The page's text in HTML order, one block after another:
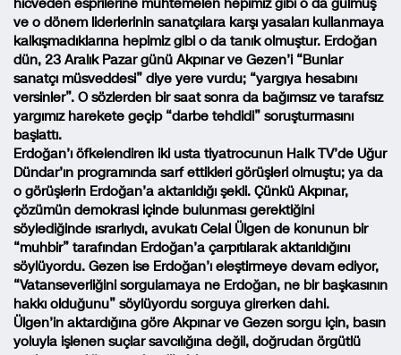
hicveden esprilerine muhtemelen hepimiz gibi o da gülmüş
ve o dönem liderlerinin sanatçılara karşı yasaları kullanmaya
kalkışmadıklarına hepimiz gibi o da tanık olmuştur. Erdoğan
dün, 23 Aralık Pazar günü Akpınar ve Gezen’i “Bunlar
sanatçı müsveddesi” diye yere vurdu; “yargıya hesabını
versinler”. O sözlerden bir saat sonra da bağımsız ve tarafsız
yargımız harekete geçip “darbe tehdidi” soruşturmasını
başlattı.
Erdoğan’ı öfkelendiren iki usta tiyatrocunun Halk TV’de Uğur
Dündar’ın programında sarf ettikleri görüşleri olmuştu; ya da
o görüşlerin Erdoğan’a aktarıldığı şekli. Çünkü Akpınar,
çözümün demokrasi içinde bulunması gerektiğini
söylediğinde ısrarlıydı, avukatı Celal Ülgen de konunun bir
“muhbir” tarafından Erdoğan’a çarpıtılarak aktarıldığını
söylüyordu. Gezen ise Erdoğan’ı eleştirmeye devam ediyor,
“Vatanseverliğini sorgulamaya ne Erdoğan, ne bir başkasının
hakkı olduğunu” söylüyordu sorguya girerken dahi.
Ülgen’in aktardığına göre Akpınar ve Gezen sorgu için, basın
yoluyla işlenen suçlar savcılığına değil, doğrudan örgütlü